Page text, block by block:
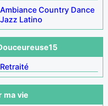
Ambiance Country Dance
Jazz Latino
Retraité
ma vie